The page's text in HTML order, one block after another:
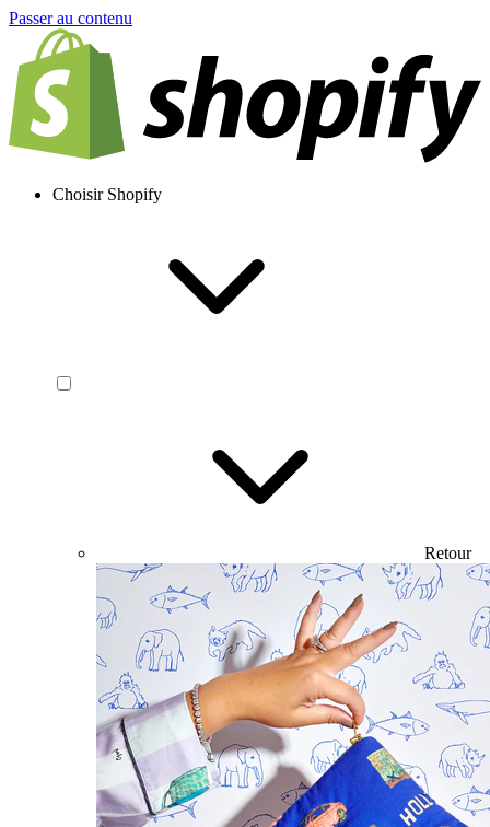
Passer au contenu
Choisir Shopify
Retour